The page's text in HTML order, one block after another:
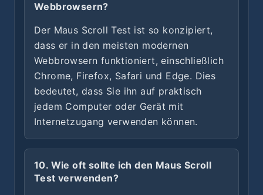
Webbrowsern?
Der Maus Scroll Test ist so konzipiert,
dass er in den meisten modernen
Webbrowsern funktioniert, einschließlich
Chrome, Firefox, Safari und Edge. Dies
bedeutet, dass Sie ihn auf praktisch
jedem Computer oder Gerät mit
Internetzugang verwenden können.
10. Wie oft sollte ich den Maus Scroll
Test verwenden?